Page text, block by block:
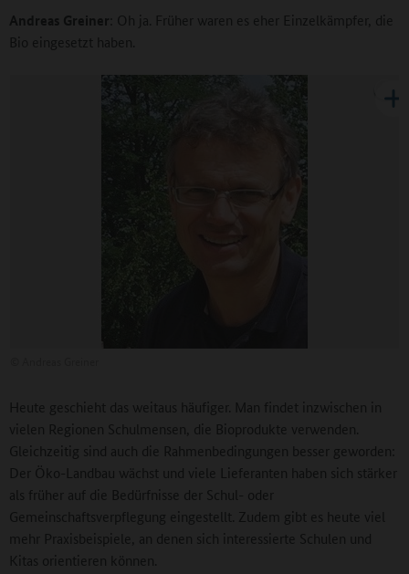
Andreas Greiner : Oh ja. Früher waren es eher Einzelkämpfer, die
Bio eingesetzt haben.
Heute geschieht das weitaus häufiger. Man findet inzwischen in
vielen Regionen Schulmensen, die Bioprodukte verwenden.
Gleichzeitig sind auch die Rahmenbedingungen besser geworden:
Der Öko-Landbau wächst und viele Lieferanten haben sich stärker
als früher auf die Bedürfnisse der Schul- oder
Gemeinschaftsverpflegung eingestellt. Zudem gibt es heute viel
mehr Praxisbeispiele, an denen sich interessierte Schulen und
Kitas orientieren können.